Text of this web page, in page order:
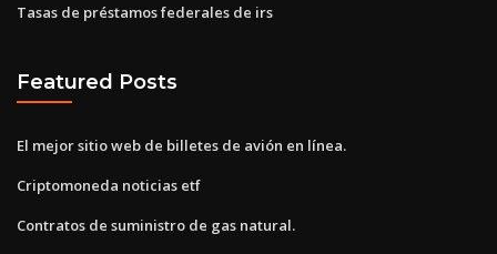
Tasas de préstamos federales de irs
Featured Posts
El mejor sitio web de billetes de avión en línea.
Criptomoneda noticias etf
Contratos de suministro de gas natural.